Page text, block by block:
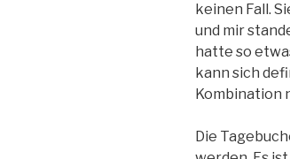
keinen Fall.
und mir
hatte so
kann sich
Kombination
Die